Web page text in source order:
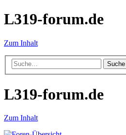
L319-forum.de
Zum Inhalt
Suche
L319-forum.de
Zum Inhalt